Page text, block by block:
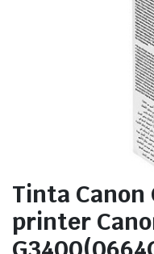
Tinta Canon
printer